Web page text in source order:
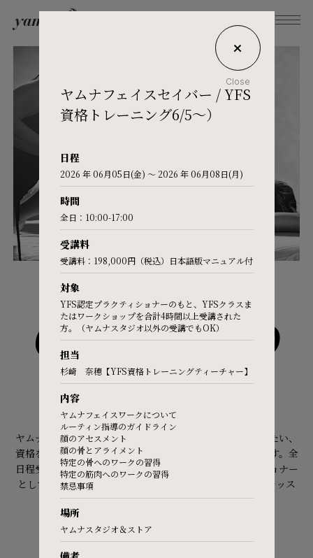
What's Yamuna?
Try Yamuna
The Yamuna Methods
Journal
Inquiries
FAQ
Practitioners site
Close
ヤムナフェイスセイバー / YFS
資格トレーニング6/5～）
日程
2026 年 06月05日(金) 〜 2026 年 06月08日(月)
時間
全日：10:00-17:00
受講料
受講料：198,000円（税込）日本語版マニュアル付
対象
YFS認定プラクティショナーのもと、YFSクラスま
たはワークショップを合計4時間以上受講された
方。（ヤムナスタジオ以外の受講でもOK）
担当
杉崎 奈穂【YFS資格トレーニングティーチャー】
内容
ヤムナフェイスワークについて
ルーティン指導のガイドライン
顔のアセスメント
顔の骨とアライメント
特定の骨へのワークの習得
特定の筋肉へのワークの習得
禁忌事項
場所
ヤムナスタジオ＆ストア
GET
CERTIFIED
資格を取得する
資格トレーニングとは？
ヤムナの各メソッドをより深く学びたい、周りの人に伝えたい、
資格を取得して仕事として提供したい方向けの養成講習です。全
日程受講後、課題や試験に合格すると、認定プラクティショナー
として活動が出来ます。プラクティショナーから4時間のレッス
ンを事前に受ければ、どんな方でも受講可能です。